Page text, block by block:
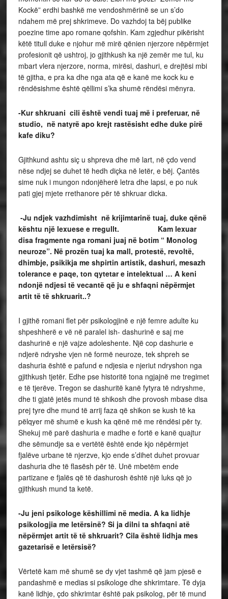
Kockë” erdhi bashkë me vendoshmërinë se un s’do
ndahem më prej shkrimeve. Do vazhdoj ta bëj publike
poezine time apo romane qofshin. Kam zgjedhur pikërisht
këtë titull duke e njohur më mirë qënien njerzore nëpërmjet
profesionit që ushtroj, jo gjithkush ka një zemër me tul, ku
mbart vlera njerzore, norma, mirësi, dashuri, e drejtësi mbi
të gjitha, e pra ka dhe nga ata që e kanë me kock ku e
rëndësishme është qëllimi s’ka shumë rëndësi mënyra.
-Kur shkruani cili është vendi tuaj më i preferuar, në
studio, në natyrë apo krejt rastësisht edhe duke pirë
kafe diku?
Gjithkund ashtu siç u shpreva dhe më lart, në çdo vend
nëse ndjej se duhet të hedh diçka në letër, e bëj. Çantës
sime nuk i mungon ndonjëherë letra dhe lapsi, e po nuk
pati gjej mjete rrethanore për të shkruar dicka.
-Ju ndjek vazhdimisht në krijimtarinë tuaj, duke qënë
kështu një lexuese e rregullt. Kam lexuar
disa fragmente nga romani juaj në botim “ Monolog
neuroze”. Në prozën tuaj ka mall, protestë, revoltë,
dhimbje, psikikja me shpirtin artistik, dashuri, mesazh
tolerance e paqe, ton qytetar e intelektual … A keni
ndonjë ndjesi të vecantë që ju e shfaqni nëpërmjet
artit të të shkruarit..?
I gjithë romani flet për psikologjinë e një femre adulte ku
shpeshherë e vë në paralel ish- dashurinë e saj me
dashurinë e një vajze adoleshente. Një cop dashurie e
ndjerë ndryshe vjen në formë neuroze, tek shpreh se
dashuria është e pafund e ndjesia e njeriut ndryshon nga
gjithkush tjetër. Edhe pse historitë tona ngjajnë me tregimet
e të tjerëve. Tregon se dashuritë kanë fytyra të ndryshme,
dhe ti gjatë jetës mund të shikosh dhe provosh mbase disa
prej tyre dhe mund të arrij faza që shikon se kush të ka
pëlqyer më shumë e kush ka qënë më me rëndësi për ty.
Shekuj më parë dashuria e madhe e fortë e kanë quajtur
dhe sëmundje sa e vertëtë është ende kjo nëpërmjet
fjalëve urbane të njerzve, kjo ende s’dihet duhet provuar
dashuria dhe të flasësh për të. Unë mbetëm ende
partizane e fjalës që të dashurosh është një luks që jo
gjithkush mund ta ketë.
-Ju jeni psikologe këshillimi në media. A ka lidhje
psikologjia me letërsinë? Si ja dilni ta shfaqni atë
nëpërmjet artit të të shkruarit? Cila është lidhja mes
gazetarisë e letërsisë?
Vërtetë kam më shumë se dy vjet tashmë që jam pjesë e
pandashmë e medias si psikologe dhe shkrimtare. Të dyja
kanë lidhje, çdo shkrimtar është pak psikolog, për të mund